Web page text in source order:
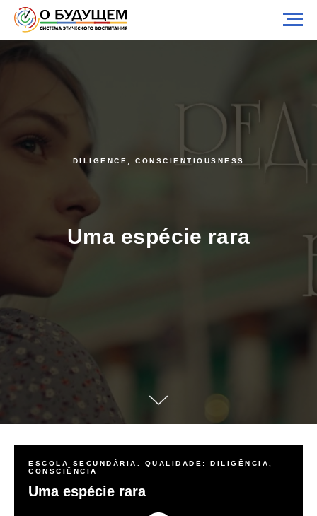
DILIGENCE, CONSCIENTIOUSNESS
Uma espécie rara
ESCOLA SECUNDÁRIA. QUALIDADE: DILIGÊNCIA,
CONSCIÊNCIA
Uma espécie rara